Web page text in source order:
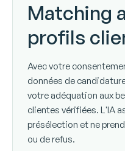
Matching
profils
Avec votre
données de
votre adéquation aux
clientes vérifiées. L'IA
présélection et ne
ou de refus.